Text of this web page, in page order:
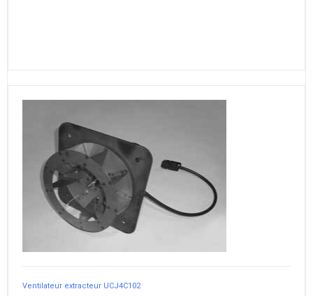
Ventilateur extracteur UCJ4C102